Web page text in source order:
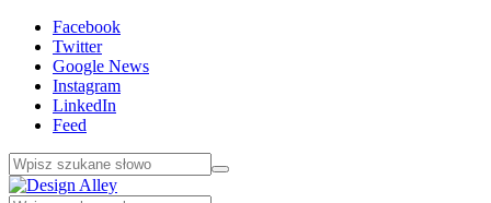
Facebook
Twitter
Google News
Instagram
LinkedIn
Feed